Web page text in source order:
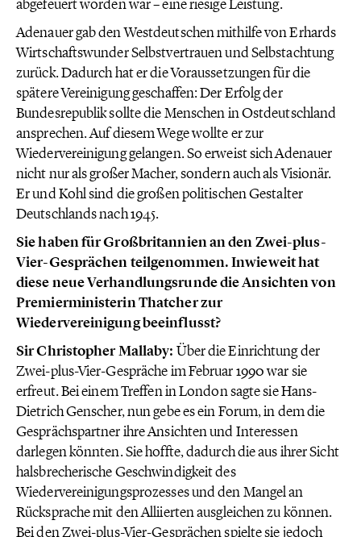
abgefeuert worden war – eine riesige Leistung.
Adenauer gab den Westdeutschen mithilfe von Erhards
Wirtschaftswunder Selbstvertrauen und Selbstachtung
zurück. Dadurch hat er die Voraussetzungen für die
spätere Vereinigung geschaffen: Der Erfolg der
Bundesrepublik sollte die Menschen in Ostdeutschland
ansprechen. Auf diesem Wege wollte er zur
Wiedervereinigung gelangen. So erweist sich Adenauer
nicht nur als großer Macher, sondern auch als Visionär.
Er und Kohl sind die großen politischen Gestalter
Deutschlands nach 1945.
Sie haben für Großbritannien an den Zwei-plus-
Vier-Gesprächen teilgenommen. Inwieweit hat
diese neue Verhandlungsrunde die Ansichten von
Premierministerin Thatcher zur
Wiedervereinigung beeinflusst?
Sir Christopher Mallaby: Über die Einrichtung der
Zwei-plus-Vier-Gespräche im Februar 1990 war sie
erfreut. Bei einem Treffen in London sagte sie Hans-
Dietrich Genscher, nun gebe es ein Forum, in dem die
Gesprächspartner ihre Ansichten und Interessen
darlegen könnten. Sie hoffte, dadurch die aus ihrer Sicht
halsbrecherische Geschwindigkeit des
Wiedervereinigungsprozesses und den Mangel an
Rücksprache mit den Alliierten ausgleichen zu können.
Bei den Zwei-plus-Vier-Gesprächen spielte sie jedoch